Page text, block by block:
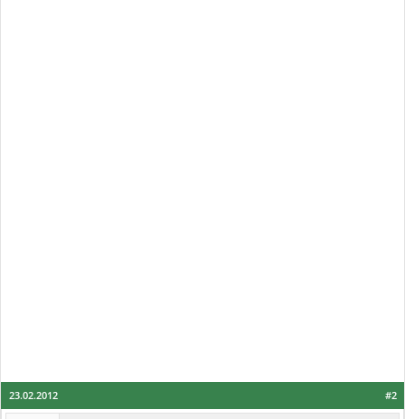
#2
23.02.2012